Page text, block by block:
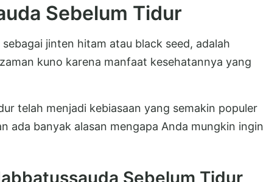
Sebelum Tidur
jinten hitam atau black seed, adalah
kuno karena manfaat kesehatannya yang
telah menjadi kebiasaan yang semakin populer
ada banyak alasan mengapa Anda mungkin ingin
Sebelum Tidur